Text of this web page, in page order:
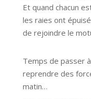
Et quand chacun
les raies ont
de rejoindre le
Temps de passer
reprendre des
matin…